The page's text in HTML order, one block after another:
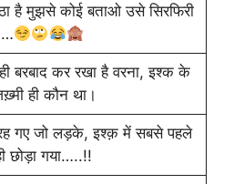
है मुझसे कोई बताओ उसे सिरफिरी
बरबाद कर रखा है वरना, इश्क के
ही कौन था।
गए जो लड़के, इश्क़ में सबसे पहले
छोड़ा गया…..!!